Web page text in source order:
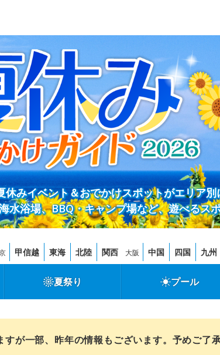
みイベント＆おでかけスポットがエリア
水浴場、BBQ・キャンプ場など、遊べるス
甲信越 東海 北陸 関西 大阪 中国 四国 九州
夏祭り プール
が一部、昨年の情報もございます。予めご了承